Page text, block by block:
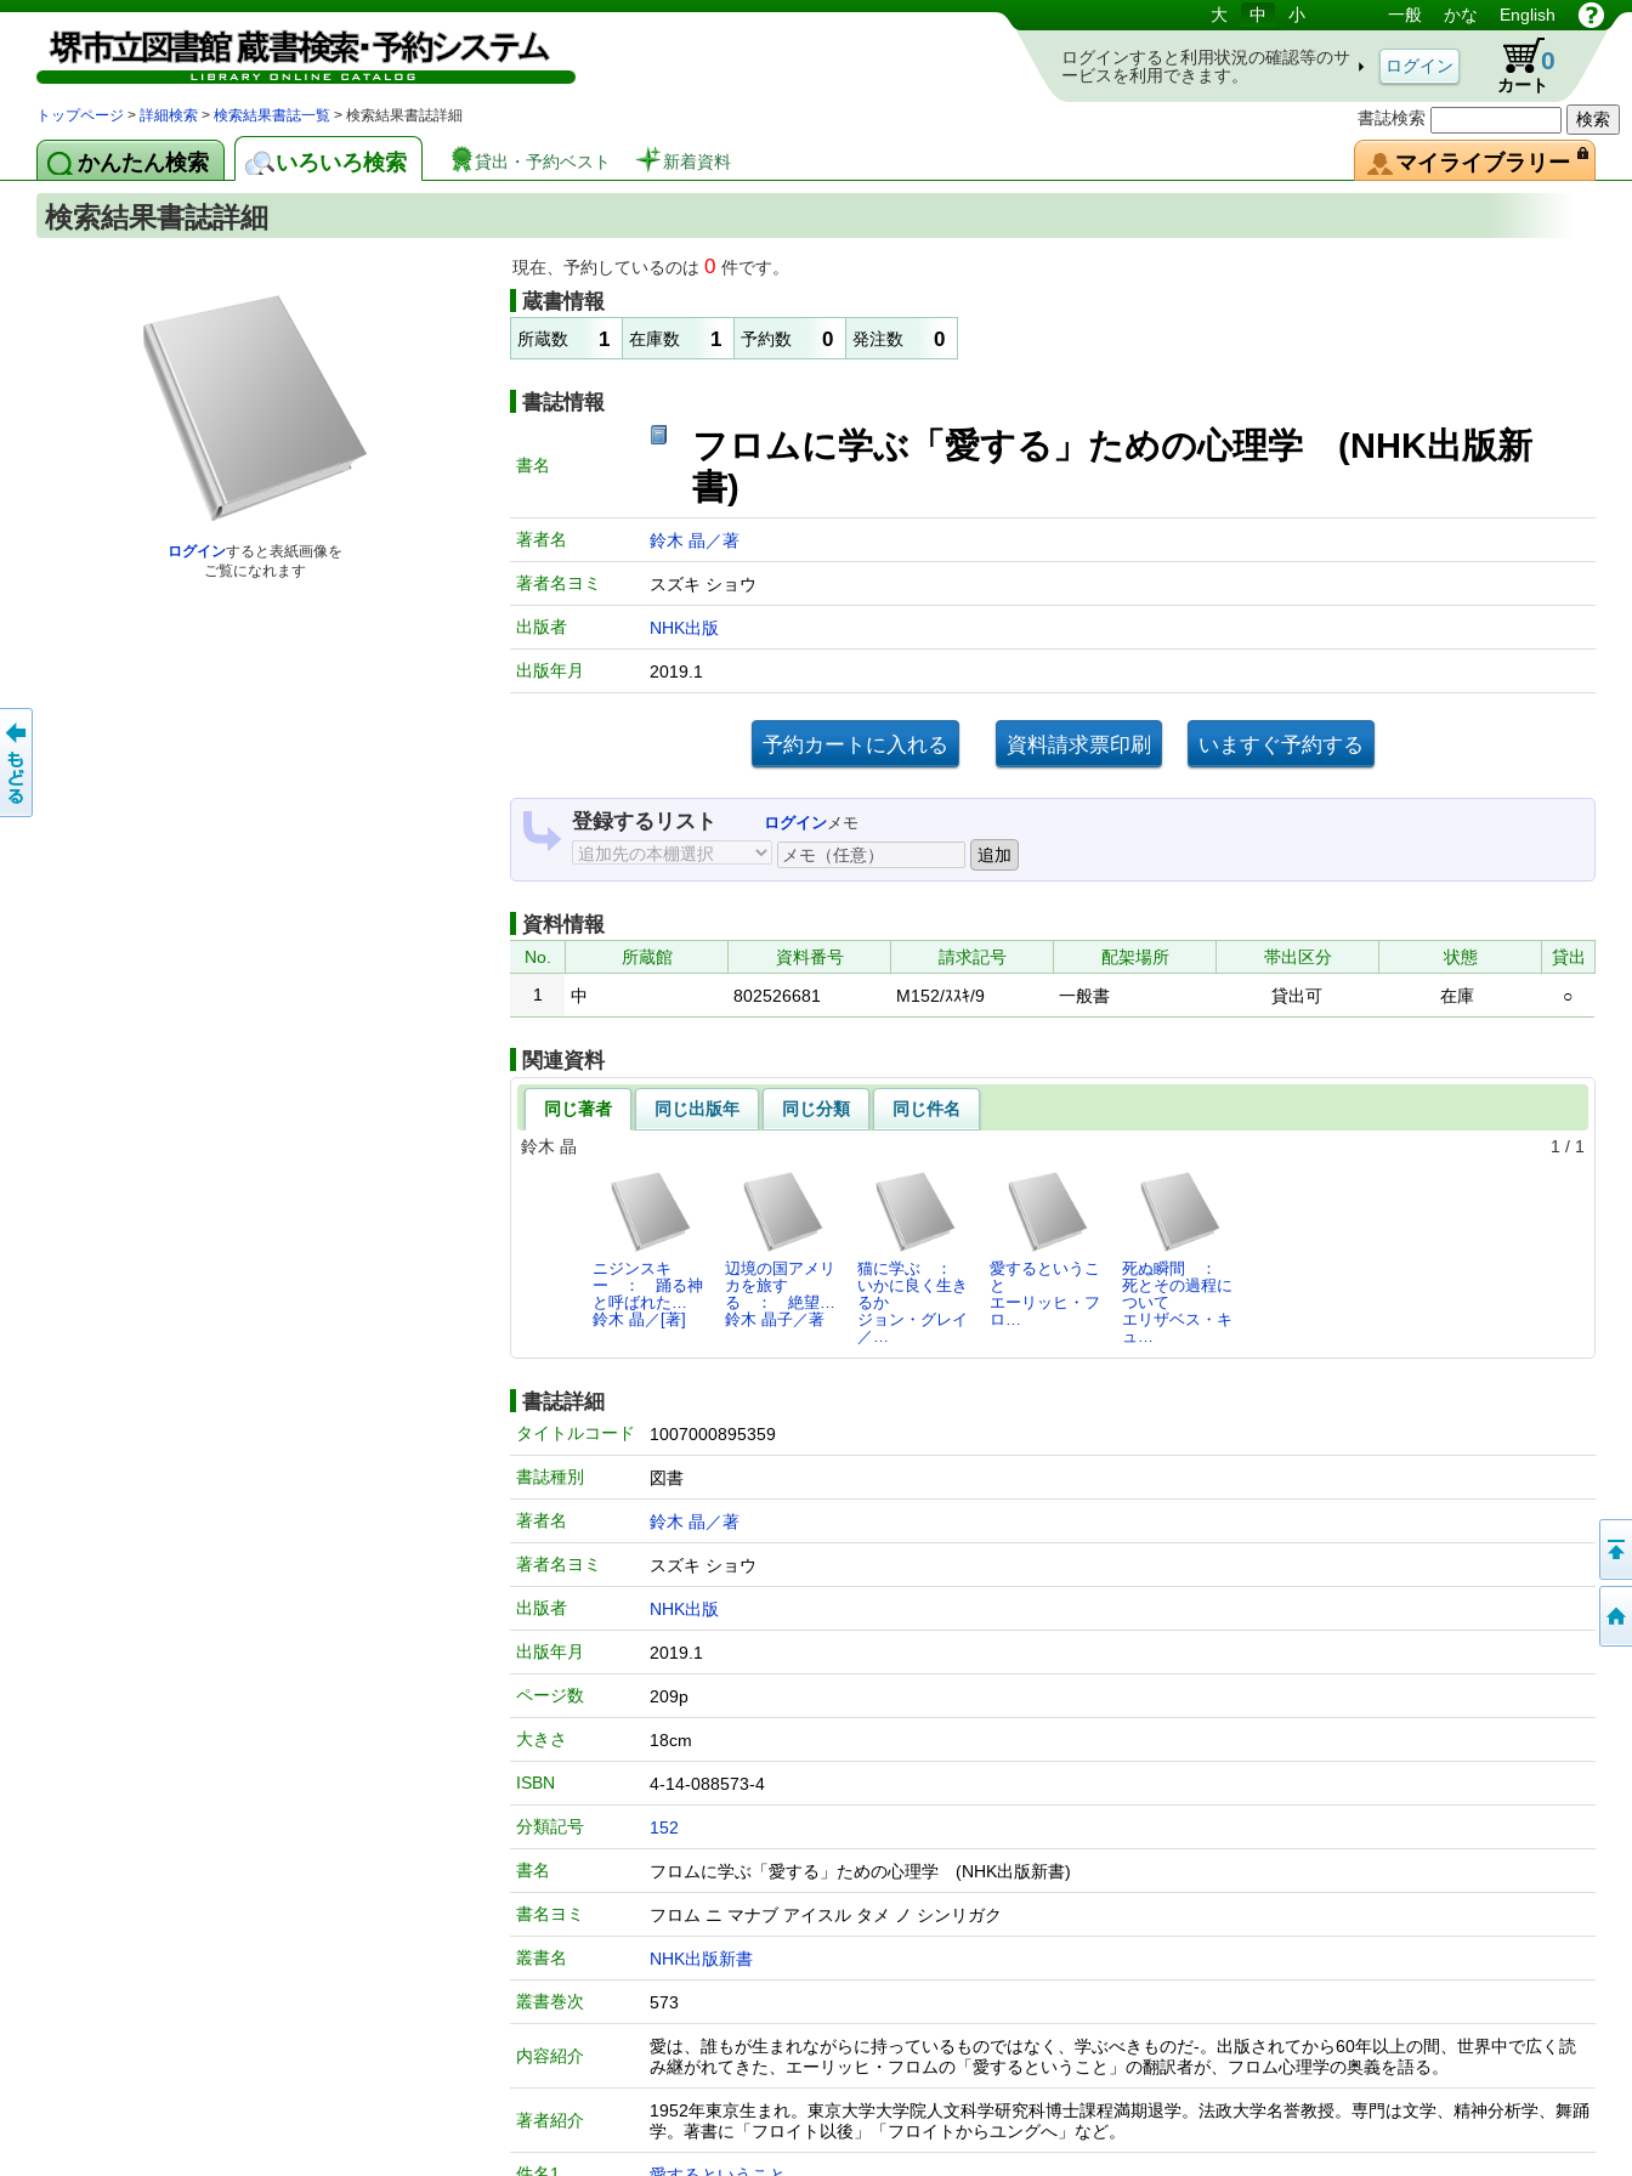
図書館 蔵書検索・予約システム
書誌検索
大 中 小 一般 かな English
ログインすると利用状況の確認等のサ
ービスを利用できます。
カート
0
トップページ > 詳細検索 > 検索結果書誌一覧 > 検索結果書誌詳細
かんたん検索 いろいろ検索 貸出・予約ベスト 新着資料 マイライブラリー
検索結果書誌詳細
ログインすると表紙画像を
ご覧になれます
現在、予約しているのは 0 件です。
蔵書情報
所蔵数 1 在庫数 1 予約数 0 発注数 0
書誌情報
書名
フロムに学ぶ「愛する」ための心理学 (NHK出版新
書)
著者名 鈴木 晶／著
著者名ヨミ スズキ ショウ
出版者 NHK出版
出版年月 2019.1
登録するリスト ログインメモ
資料情報
No. 所蔵館 資料番号 請求記号 配架場所 帯出区分 状態
貸出
1
中 802526681 M152/ｽｽｷ/9 一般書 貸出可 在庫 ○
関連資料
同じ著者 同じ出版年 同じ分類
同じ件名
鈴木 晶
1 / 1
ニジンスキ
ー ： 踊る神
と呼ばれた…
鈴木 晶／[著]
辺境の国アメリ
カを旅す
る ： 絶望…
鈴木 晶子／著
猫に学ぶ ：
いかに良く生き
るか
ジョン・グレイ
／…
愛するというこ
と
エーリッヒ・フ
ロ…
死ぬ瞬間 ：
死とその過程に
ついて
エリザベス・キ
ュ…
書誌詳細
タイトルコード 1007000895359
書誌種別 図書
著者名 鈴木 晶／著
著者名ヨミ スズキ ショウ
出版者 NHK出版
出版年月 2019.1
ページ数 209p
大きさ 18cm
ISBN 4-14-088573-4
分類記号 152
書名 フロムに学ぶ「愛する」ための心理学 (NHK出版新書)
書名ヨミ フロム ニ マナブ アイスル タメ ノ シンリガク
叢書名 NHK出版新書
叢書巻次 573
内容紹介
愛は、誰もが生まれながらに持っているものではなく、学ぶべきものだ-。出版されてから60年以上の間、世界中で広く読
み継がれてきた、エーリッヒ・フロムの「愛するということ」の翻訳者が、フロム心理学の奥義を語る。
著者紹介
1952年東京生まれ。東京大学大学院人文科学研究科博士課程満期退学。法政大学名誉教授。専門は文学、精神分析学、舞踊
学。著書に「フロイト以後」「フロイトからユングへ」など。